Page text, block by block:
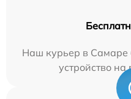
Наш курьер в Самаре
устройство на